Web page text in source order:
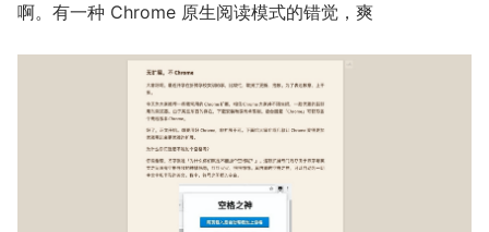
啊。有一种 Chrome 原生阅读模式的错觉，爽